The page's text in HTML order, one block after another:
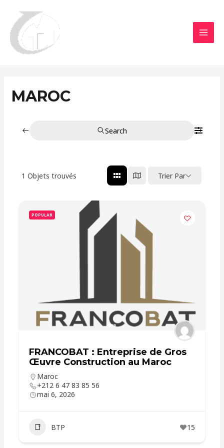
contenu
MAROC
Search
1 Objets trouvés Trier Par
POPULAR
FRANCOBAT : Entreprise de Gros
Œuvre Construction au Maroc
Maroc
+212 6 47 83 85 56
mai 6, 2026
BTP 15